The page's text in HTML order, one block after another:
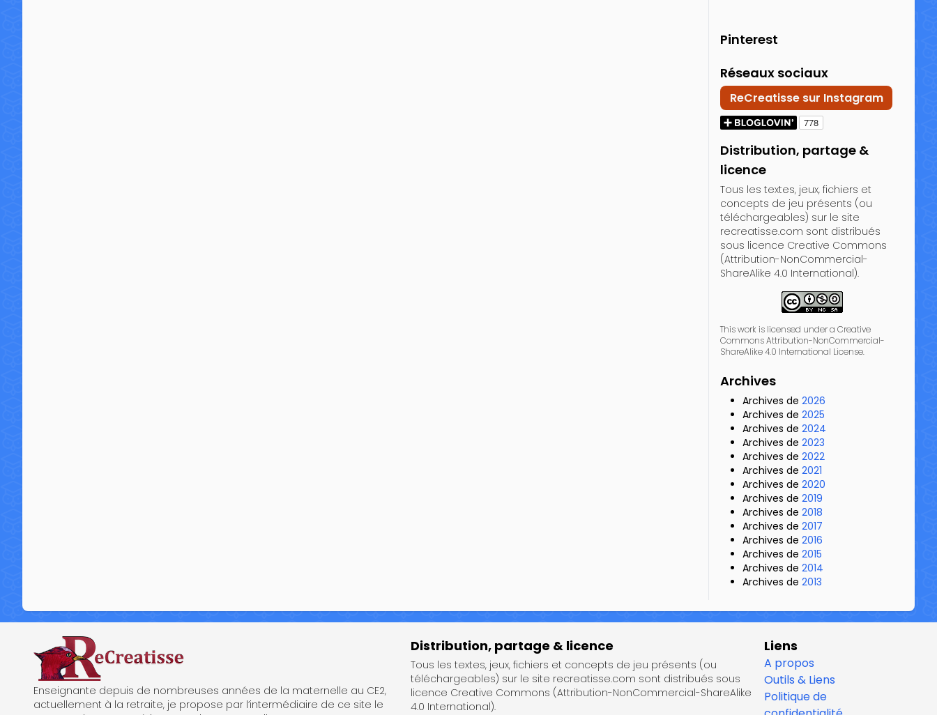
Pinterest
Réseaux sociaux
ReCreatisse sur Instagram
Distribution, partage &
licence
Tous les textes, jeux, fichiers et
concepts de jeu présents (ou
téléchargeables) sur le site
recreatisse.com sont distribués
sous licence Creative Commons
(Attribution-NonCommercial-
ShareAlike 4.0 International).
This work is licensed under a Creative
Commons Attribution-NonCommercial-
ShareAlike 4.0 International License.
Archives
Archives de 2026
Archives de 2025
Archives de 2024
Archives de 2023
Archives de 2022
Archives de 2021
Archives de 2020
Archives de 2019
Archives de 2018
Archives de 2017
Archives de 2016
Archives de 2015
Archives de 2014
Archives de 2013
ReCreatisse
Enseignante depuis de nombreuses années de la maternelle au CE2,
actuellement à la retraite, je propose par l’intermédiaire de ce site le
Distribution, partage & licence
Tous les textes, jeux, fichiers et concepts de jeu présents (ou
téléchargeables) sur le site recreatisse.com sont distribués sous
licence Creative Commons (Attribution-NonCommercial-ShareAlike
4.0 International).
Liens
A propos
Outils & Liens
Politique de